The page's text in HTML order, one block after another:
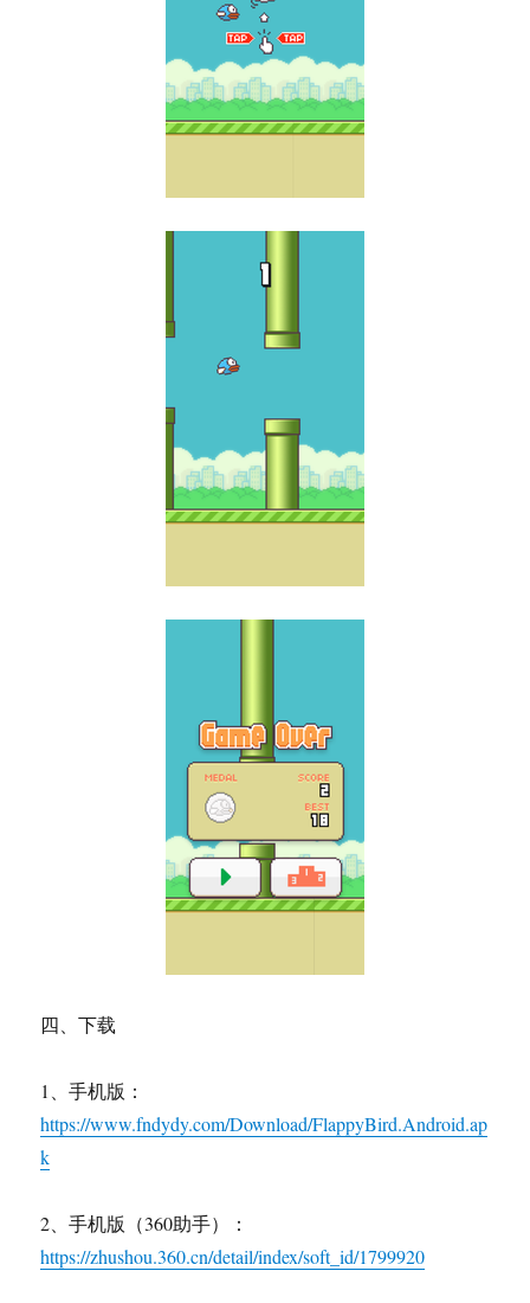
四、下载
1、手机版：
https://www.fndydy.com/Download/FlappyBird.Android.ap
k
2、手机版（360助手）：
https://zhushou.360.cn/detail/index/soft_id/1799920